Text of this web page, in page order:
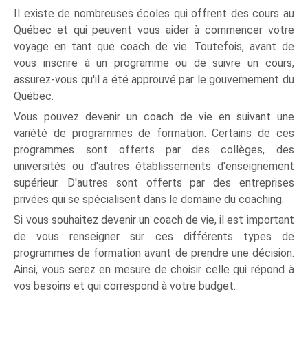
Il existe de nombreuses écoles qui offrent des cours au
Québec et qui peuvent vous aider à commencer votre
voyage en tant que coach de vie. Toutefois, avant de
vous inscrire à un programme ou de suivre un cours,
assurez-vous qu'il a été approuvé par le gouvernement du
Québec.
Vous pouvez devenir un coach de vie en suivant une
variété de programmes de formation. Certains de ces
programmes sont offerts par des collèges, des
universités ou d'autres établissements d'enseignement
supérieur. D'autres sont offerts par des entreprises
privées qui se spécialisent dans le domaine du coaching.
Si vous souhaitez devenir un coach de vie, il est important
de vous renseigner sur ces différents types de
programmes de formation avant de prendre une décision.
Ainsi, vous serez en mesure de choisir celle qui répond à
vos besoins et qui correspond à votre budget.